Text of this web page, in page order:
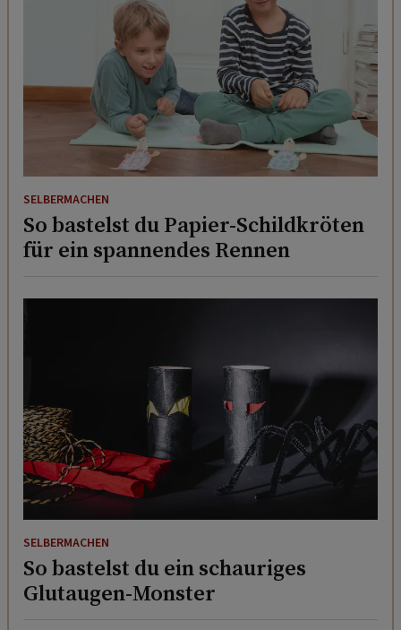
SELBERMACHEN
So bastelst du Papier-Schildkröten
für ein spannendes Rennen
SELBERMACHEN
So bastelst du ein schauriges
Glutaugen-Monster